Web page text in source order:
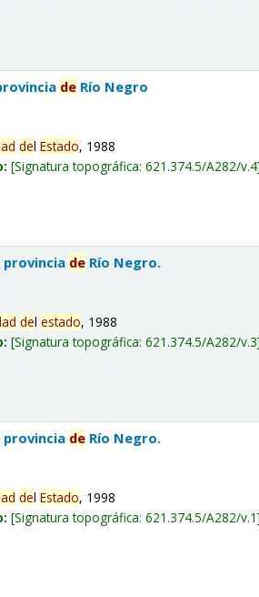
de Río Negro
delEstado, 1988
Signatura topográfica:621.374.5/A282/v.4
de Río Negro.
delestado, 1988
Signatura topográfica:621.374.5/A282/v.3
de Río Negro.
delEstado, 1998
Signatura topográfica:621.374.5/A282/v.1